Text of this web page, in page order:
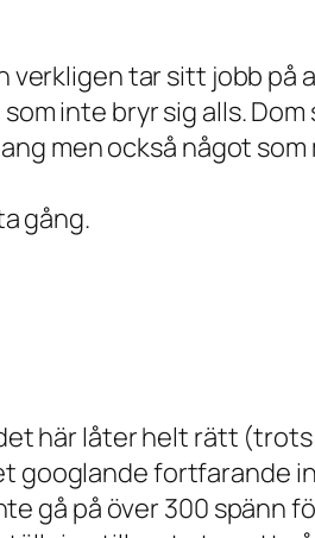
verkligen tar sitt jobb på
inte bryr sig alls.
men också något som
gång.
här låter helt rätt (trots
googlande fortfarande
gå på över 300 spänn